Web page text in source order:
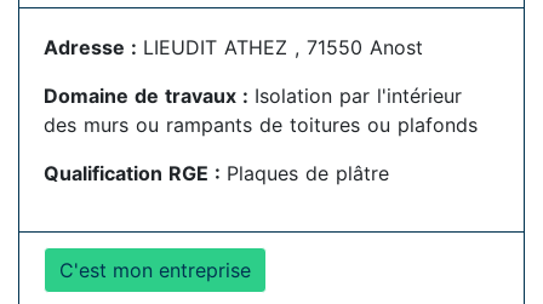
Adresse : LIEUDIT ATHEZ , 71550 Anost
Domaine de travaux : Isolation par l'intérieur
des murs ou rampants de toitures ou plafonds
Qualification RGE : Plaques de plâtre
C'est mon entreprise